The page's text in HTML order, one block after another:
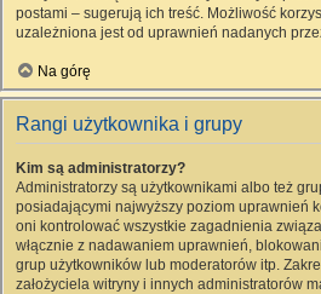
postami – sugerują ich treść. Możliwość
uzależniona jest od uprawnień nadanych
Na górę
Rangi użytkownika i grupy
Kim są administratorzy?
Administratorzy są użytkownikami albo też
posiadającymi najwyższy poziom uprawnień
oni kontrolować wszystkie zagadnienia
włącznie z nadawaniem uprawnień,
grup użytkowników lub moderatorów itp.
założyciela witryny i innych administratorów